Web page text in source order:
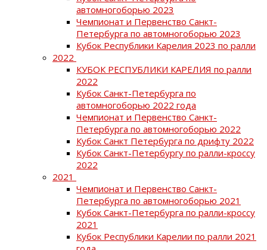
автомногоборью 2023
Чемпионат и Первенство Санкт-
Петербурга по автомногоборью 2023
Кубок Республики Карелия 2023 по ралли
2022
КУБОК РЕСПУБЛИКИ КАРЕЛИЯ по ралли
2022
Кубок Санкт-Петербурга по
автомногоборью 2022 года
Чемпионат и Первенство Санкт-
Петербурга по автомногоборью 2022
Кубок Санкт Петербурга по дрифту 2022
Кубок Санкт-Петербургу по ралли-кроссу
2022
2021
Чемпионат и Первенство Санкт-
Петербурга по автомногоборью 2021
Кубок Санкт-Петербурга по ралли-кроссу
2021
Кубок Республики Карелии по ралли 2021